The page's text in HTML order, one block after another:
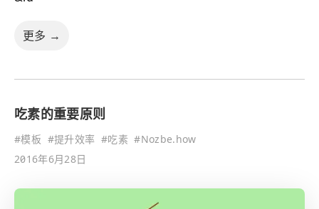
更多 →
吃素的重要原则
#模板 #提升效率 #吃素#Nozbe.how
2016年6月28日